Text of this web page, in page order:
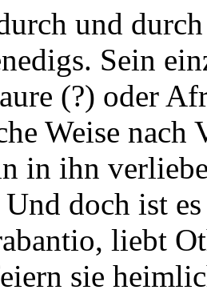
und
Sein
(?) oder
Weise nach
in ihn
doch ist
liebt
sie